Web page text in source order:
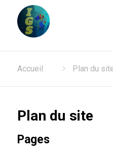
Génomique et
Accueil Plan du
Plan du site
Pages